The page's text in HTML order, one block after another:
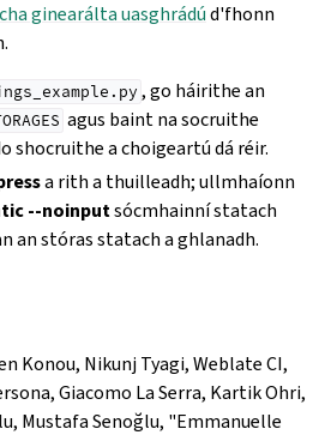
ginearálta uasghrádúd'fhonn
, go háirithe an
agus baint na socruithe
shocruithe a choigeartú dá réir.
a rith a thuilleadh; ullmhaíonn
--noinputsócmhainní statach
an stóras statach a ghlanadh.
Konou, Nikunj Tyagi, Weblate CI,
Giacomo La Serra, Kartik Ohri,
Mustafa Senoğlu, "Emmanuelle